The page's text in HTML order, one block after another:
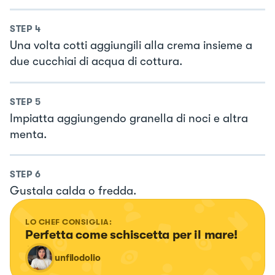
STEP 4
Una volta cotti aggiungili alla crema insieme a
due cucchiai di acqua di cottura.
STEP 5
Impiatta aggiungendo granella di noci e altra
menta.
STEP 6
Gustala calda o fredda.
LO CHEF CONSIGLIA:
Perfetta come schiscetta per il mare!
unfilodolio